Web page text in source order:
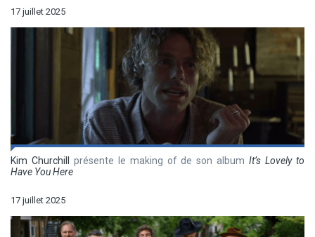
17 juillet 2025
Kim Churchill présente le making of de son albumIt’s Lovely to
Have You Here
17 juillet 2025